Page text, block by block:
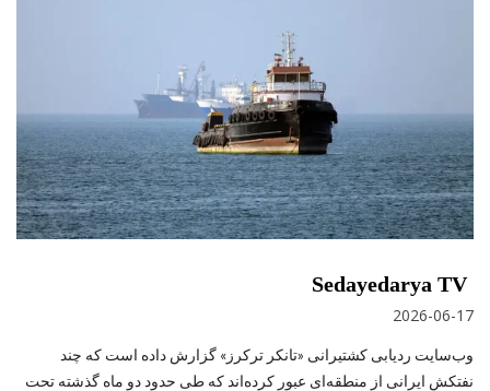
Sedayedarya TV
2026-06-17
وب‌سایت ردیابی کشتیرانی «تانکر ترکرز» گزارش داده است که چند
نفتکش ایرانی از منطقه‌ای عبور کرده‌اند که طی حدود دو ماه گذشته تحت